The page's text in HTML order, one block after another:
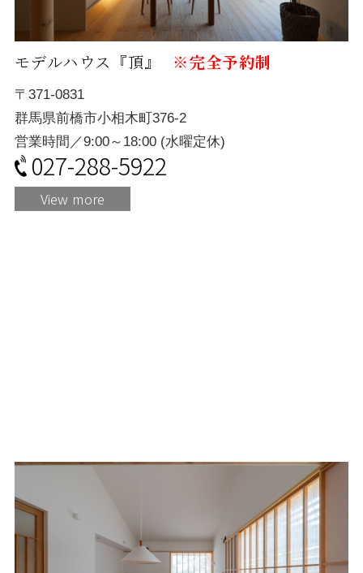
モデルハウス『頂』 ※完全予約制
〒371-0831
群馬県前橋市小相木町376-2
営業時間／9:00～18:00 (水曜定休)
027-288-5922
View more